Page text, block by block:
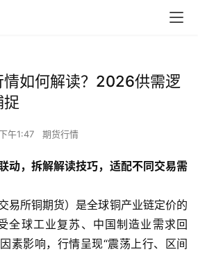
情如何解读？2026供需逻
捉
午1:47 期货行情
动，拆解解读技巧，适配不同交易需
易所铜期货）是全球铜产业链定价的
全球工业复苏、中国制造业需求回
素影响，行情呈现“震荡上行、区间